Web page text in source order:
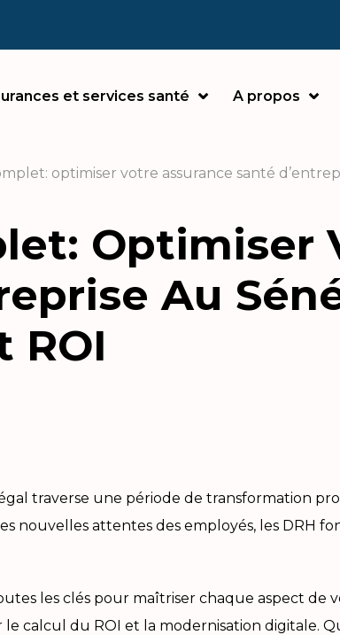
et services santé A propos
optimiser votre assurance santé
Optimiser
Au
ROI
traverse une période de transformation
nouvelles attentes des employés, les DRH
les clés pour maîtriser chaque aspect de
le calcul du ROI et la modernisation digitale.